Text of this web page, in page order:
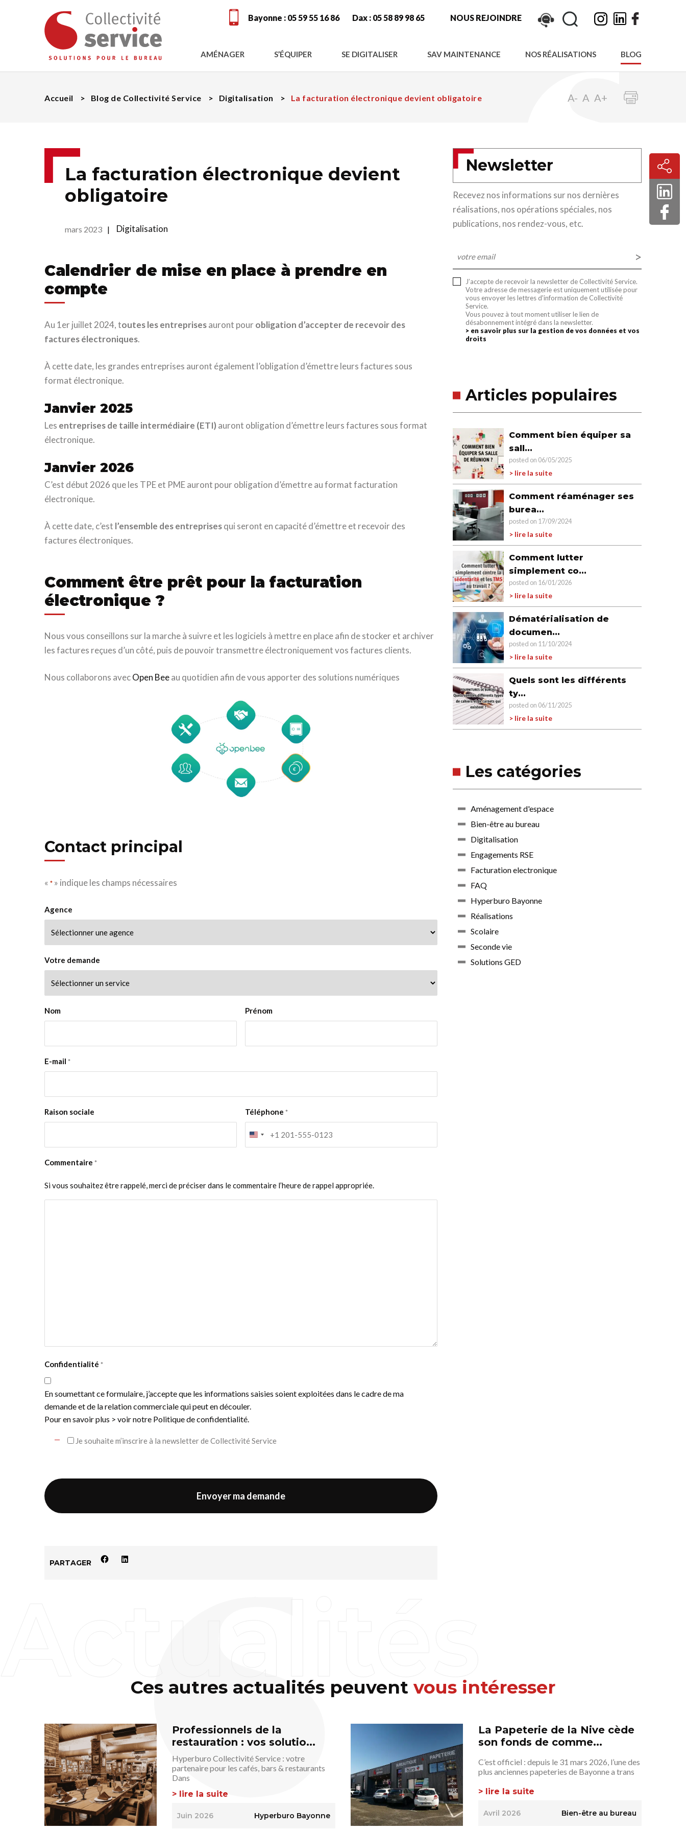
Bayonne : 05 59 55 16 86 Dax : 05 58 89 98 65 NOUS REJOINDRE
Rechercher :
Rechercher"
AMÉNAGER
Déplier menu enfant
S’ÉQUIPER SE DIGITALISER SAV MAINTENANCE NOS RÉALISATIONS BLOG
Accueil Blog de Collectivité Service Digitalisation La facturation électronique devient obligatoire A- A A+
La facturation électronique devient
obligatoire
mars 2023 | Digitalisation
Calendrier de mise en place à prendre en
compte
Au 1er juillet 2024, toutes les entreprisesauront pourobligation d’accepter de recevoir des
factures électroniques.
À cette date, les grandes entreprises auront également l’obligation d’émettre leurs factures sous
format électronique.
Janvier 2025
Les entreprises de taille intermédiaire (ETI) auront obligation d’émettre leurs factures sous format
électronique.
Janvier 2026
C’est début 2026 que les TPE et PME auront pour obligation d’émettre au format facturation
électronique.
À cette date, c’est l’ensemble des entreprisesqui seront en capacité d’émettre et recevoir des
factures électroniques.
Comment être prêt pour la facturation
électronique ?
Nous vous conseillons sur la marche à suivre et les logiciels à mettre en place afin de stocker et archiver
les factures reçues d’un côté, puis de pouvoir transmettre électroniquement vos factures clients.
Nous collaborons avecOpen Beeau quotidien afin de vous apporter des solutions numériques
Contact principal
« * » indique les champs nécessaires
Agence
Votre demande
Nom Prénom
E-mail *
Raison sociale Téléphone *
United
States
Commentaire *
Si vous souhaitez être rappelé, merci de préciser dans le commentaire l’heure de rappel appropriée.
Confidentialité *
En soumettant ce formulaire, j’accepte que les informations saisies soient exploitées dans le cadre de ma
demande et de la relation commerciale qui peut en découler.
Pour en savoir plus > voir notre Politique de confidentialité
Je souhaite m’inscrire à la newsletter de Collectivité Service
PARTAGER
Newsletter
Recevez nos informations sur nos dernières
réalisations, nos opérations spéciales, nos
publications, nos rendez-vous, etc.
mail
J’accepte de recevoir la newsletter de Collectivité Service.
Votre adresse de messagerie est uniquement utilisée pour
vous envoyer les lettres d'information de Collectivité
Service.
Vous pouvez à tout moment utiliser le lien de
désabonnement intégré dans la newsletter.
> en savoir plus sur la gestion de vos données et vos
droits
Articles populaires
Comment bien équiper sa
sall...
posted on 06/05/2025
> lire la suite
Comment réaménager ses
burea...
posted on 17/09/2024
> lire la suite
Comment lutter
simplement co...
posted on 16/01/2026
> lire la suite
Dématérialisation de
documen...
posted on 11/10/2024
> lire la suite
Quels sont les différents
ty...
posted on 06/11/2025
> lire la suite
Les catégories
Aménagement d'espace
Bien-être au bureau
Digitalisation
Engagements RSE
Facturation electronique
FAQ
Hyperburo Bayonne
Réalisations
Scolaire
Seconde vie
Solutions GED
Ces autres actualités peuvent vous intéresser
Professionnels de la
restauration : vos solutio...
Hyperburo Collectivité Service : votre
partenaire pour les cafés, bars & restaurants
Dans
> lire la suite
Juin 2026 Hyperburo Bayonne
La Papeterie de la Nive cède
son fonds de comme...
C’est officiel : depuis le 31 mars 2026, l’une des
plus anciennes papeteries de Bayonne a trans
> lire la suite
Avril 2026 Bien-être au bureau